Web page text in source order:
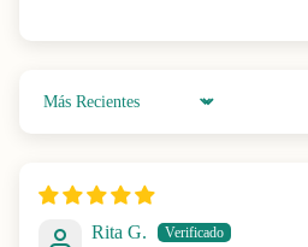
Sort by
Rita G.